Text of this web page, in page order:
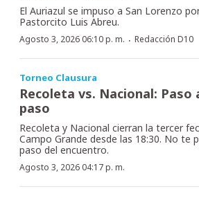
El Auriazul se impuso a San Lorenzo
Pastorcito Luis Abreu.
Agosto 3, 2026 06:10 p. m. · Redacción D10
Torneo Clausura
Recoleta vs. Nacional: Paso
paso
Recoleta y Nacional cierran la tercer
Campo Grande desde las 18:30. No te
paso del encuentro.
Agosto 3, 2026 04:17 p. m.